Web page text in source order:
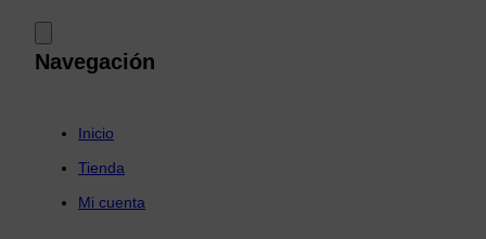
Navegación
Inicio
Tienda
Mi cuenta